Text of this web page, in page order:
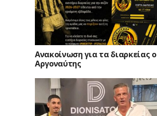
Ανακοίνωση για τα διαρκείας ο
Αργοναύτης